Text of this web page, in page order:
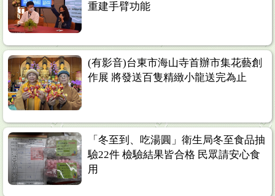
重建手臂功能
(有影音)台東市海山寺首辦市集花藝創
作展 將發送百隻精緻小龍送完為止
「冬至到、吃湯圓」衛生局冬至食品抽
驗22件 檢驗結果皆合格 民眾請安心食
用